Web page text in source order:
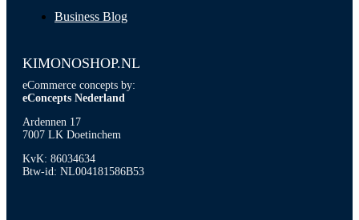
Business Blog
KIMONOSHOP.NL
eCommerce concepts by:
eConcepts Nederland
Ardennen 17
7007 LK Doetinchem
KvK: 86034634
Btw-id: NL004181586B53